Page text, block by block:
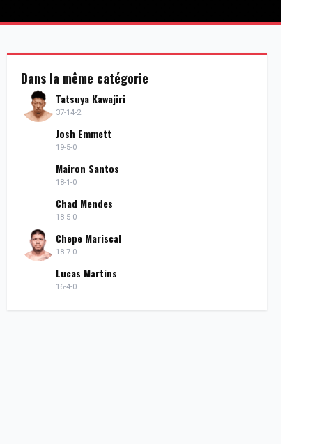
Dans la même catégorie
Tatsuya Kawajiri
37-14-2
Josh Emmett
19-5-0
Mairon Santos
18-1-0
Chad Mendes
18-5-0
Chepe Mariscal
18-7-0
Lucas Martins
16-4-0